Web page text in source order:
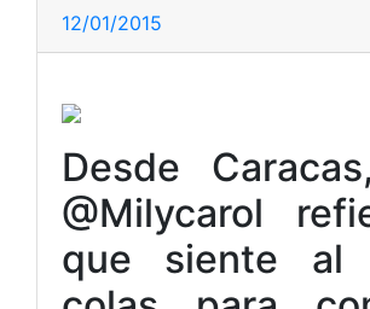
12/01/2015
Desde
@Milycarol
que siente al